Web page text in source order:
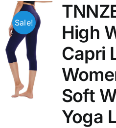
Sale!
High
Capri
Soft
Yoga